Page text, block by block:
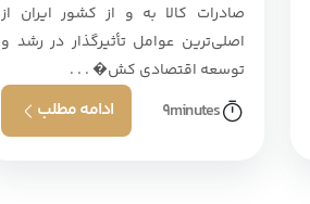
صادرات کالا به و از کشور ایران از
اصلی‌ترین عوامل تأثیرگذار در رشد و
توسعه اقتصادی کش� . . .
9minutes ادامه مطلب